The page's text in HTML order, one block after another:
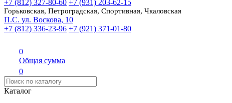
+7 (812) 327-80-60 +7 (931) 203-62-15
Горьковская, Петроградская, Спортивная, Чкаловская
П.С. ул. Воскова, 10
+7 (812) 336-23-96 +7 (921) 371-01-80
0
Общая сумма
0
Каталог